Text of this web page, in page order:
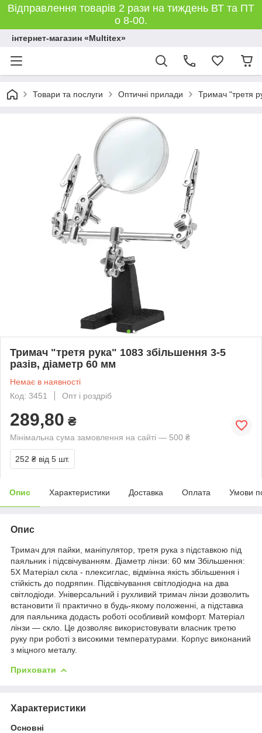
Відправлення товарів 2 рази на тиждень ВТ та ПТ
о 8-00.
інтернет-магазин «Multitex»
Товари та послуги Оптичні прилади Тримач "третя
Тримач "третя рука" 1083 збільшення 3-5
разів, діаметр 60 мм
Немає в наявності
Код: 3451
Опт і роздріб
289,80 ₴
Мінімальна сума замовлення на сайті — 500 ₴
252 ₴ від 5 шт.
Опис Характеристики Доставка Оплата Умови
Опис
Тримач для пайки, маніпулятор, третя рука з підставкою під
паяльник і підсвічуванням. Діаметр лінзи: 60 мм Збільшення:
5X Матеріал скла - плексиглас, відмінна якість збільшення і
стійкість до подряпин. Підсвічування світлодіодна на два
світлодіоди. Універсальний і рухливий тримач лінзи дозволить
встановити її практично в будь-якому положенні, а підставка
для паяльника додасть роботі особливий комфорт. Матеріал
лінзи — скло. Це дозволяє використовувати власник третю
руку при роботі з високими температурами. Корпус виконаний
з міцного металу.
Приховати
Характеристики
Основні